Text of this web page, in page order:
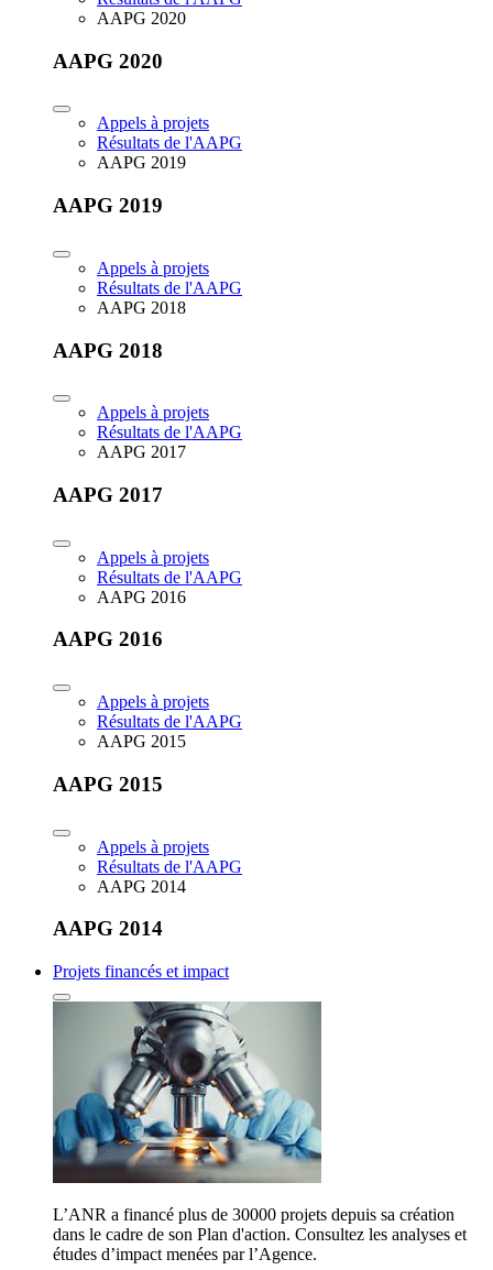
AAPG 2020
AAPG 2020
Appels à projets
Résultats de l'AAPG
AAPG 2019
AAPG 2019
Appels à projets
Résultats de l'AAPG
AAPG 2018
AAPG 2018
Appels à projets
Résultats de l'AAPG
AAPG 2017
AAPG 2017
Appels à projets
Résultats de l'AAPG
AAPG 2016
AAPG 2016
Appels à projets
Résultats de l'AAPG
AAPG 2015
AAPG 2015
Appels à projets
Résultats de l'AAPG
AAPG 2014
AAPG 2014
Projets financés et impact
L’ANR a financé plus de 30000 projets depuis sa création
dans le cadre de son Plan d'action. Consultez les analyses et
études d’impact menées par l’Agence.